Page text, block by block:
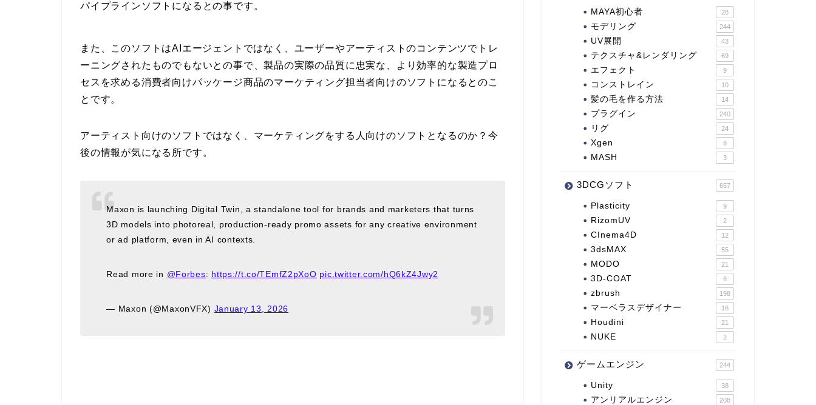
パイプラインソフトになるとの事です。
また、このソフトはAIエージェントではなく、ユーザーやアーティストのコンテンツでトレ
ーニングされたものでもないとの事で、製品の実際の品質に忠実な、より効率的な製造プロ
セスを求める消費者向けパッケージ商品のマーケティング担当者向けのソフトになるとのこ
とです。
アーティスト向けのソフトではなく、マーケティングをする人向けのソフトとなるのか？今
後の情報が気になる所です。
Maxon is launching Digital Twin, a standalone tool for brands and marketers that turns
3D models into photoreal, production‑ready promo assets for any creative environment
or ad platform, even in AI contexts.
Read more in @Forbes: https://t.co/TEmfZ2pXoO pic.twitter.com/hQ6kZ4Jwy2
— Maxon (@MaxonVFX) January 13, 2026
MAYA初心者 28
モデリング 244
UV展開 43
テクスチャ&レンダリング 69
エフェクト 9
コンストレイン 10
髪の毛を作る方法 14
プラグイン 240
リグ 24
Xgen 8
MASH 3
3DCGソフト 657
Plasticity 9
RizomUV 2
CInema4D 12
3dsMAX 55
MODO 21
3D-COAT 6
zbrush 198
マーベラスデザイナー 16
Houdini 21
NUKE 2
ゲームエンジン 244
Unity 38
アンリアルエンジン 208